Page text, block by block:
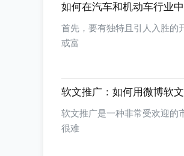
如何在汽车和机动车行业
首先，要有独特且引人入胜的
或富
软文推广：如何用微博软
软文推广是一种非常受欢迎的
很难